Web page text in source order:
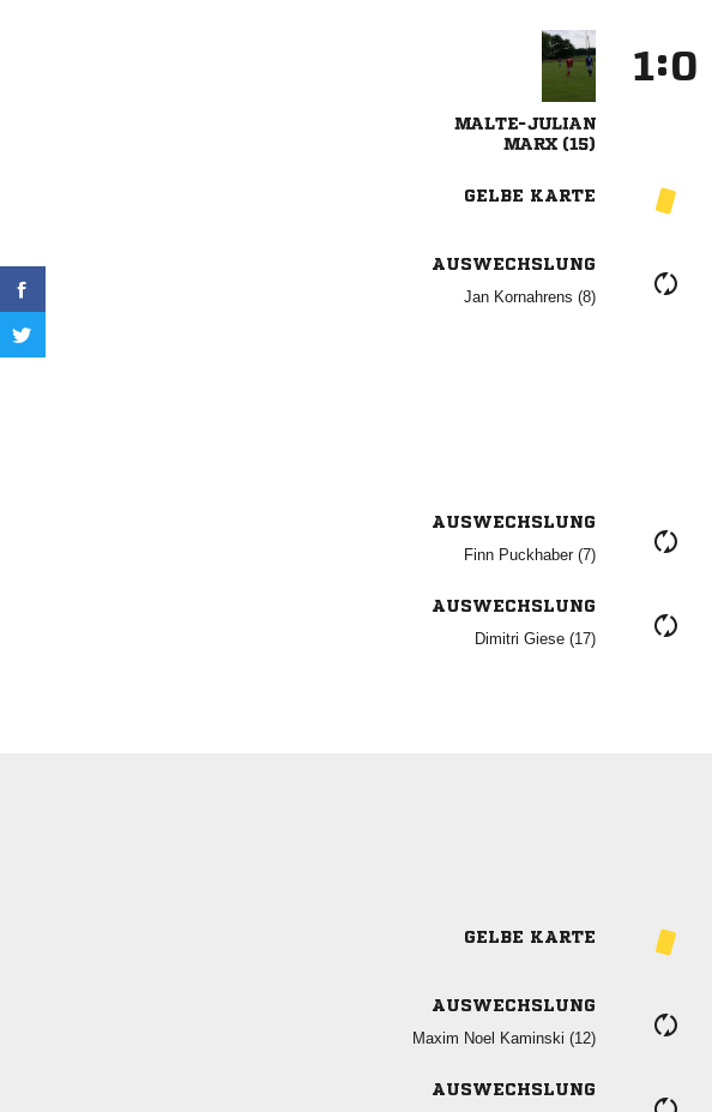

 
:
GELBE KARTE
AUSWECHSLUNG
  
AUSWECHSLUNG
  
AUSWECHSLUNG
  
GELBE KARTE
AUSWECHSLUNG
   
AUSWECHSLUNG